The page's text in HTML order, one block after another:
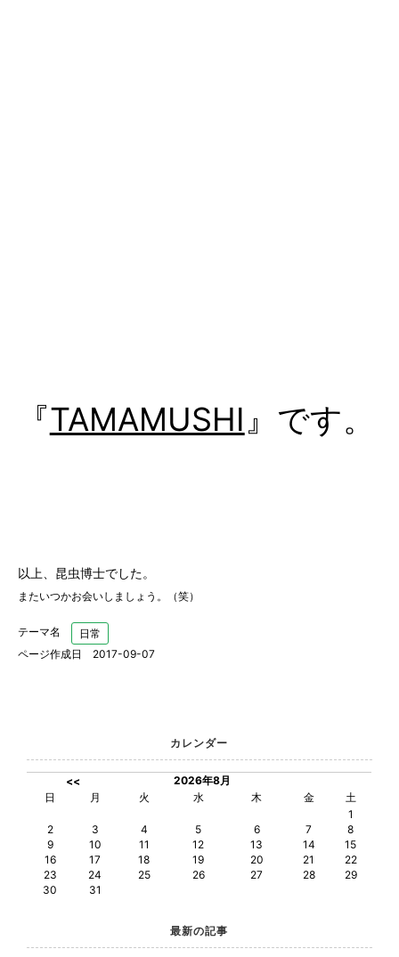
『TAMAMUSHI』 です。
以上、昆虫博士でした。
またいつかお会いしましょう。（笑）
テーマ名
日常
ページ作成日 2017-09-07
カレンダー
<<
2026年8月
日
月 火 水 木 金
土
1
2
3 4 5 6 7
8
9
10 11 12 13 14
15
16
17 18 19 20 21
22
23
24 25 26 27 28
29
30
31
最新の記事